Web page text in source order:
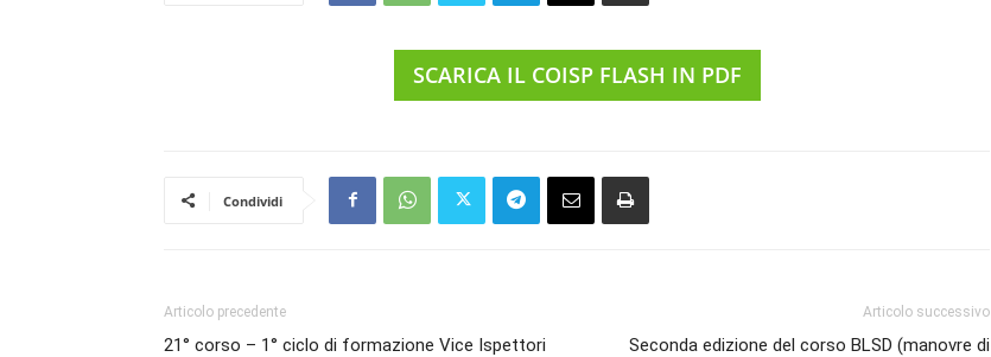
SCARICA IL COISP FLASH IN PDF
Condividi
Articolo precedente
21° corso – 1° ciclo di formazione Vice Ispettori
Articolo successivo
Seconda edizione del corso BLSD (manovre di